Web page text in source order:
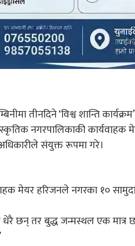
तीनदिने ‘विश्व शान्ति
नगरपालिकाकी
संयुक्त रूपमा गरे।
मेयर हरिजनले नगरका १०
धेरै छन् तर बुद्ध जन्मस्थल एक मात्र